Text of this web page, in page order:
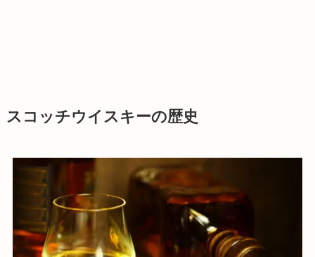
スコッチウイスキーの歴史